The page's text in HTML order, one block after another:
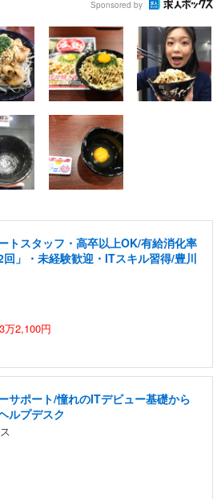
Sponsored by
トスタッフ・高卒以上OK/有給消化率
」・未経験歓迎・ITスキル習得/豊川
万2,100円
サポート/憧れのITデビュー基礎から
ルプデスク